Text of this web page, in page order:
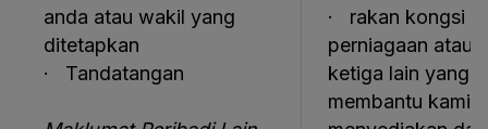
anda atau wakil yang
ditetapkan
· Tandatangan
· rakan kongsi
perniagaan atau
ketiga lain yang
membantu kami